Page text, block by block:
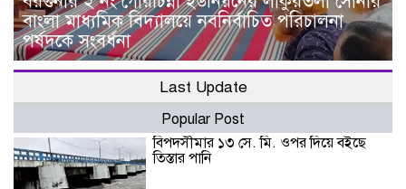
বাংলা মাধ্যমিক বিদ্যালয়ে নবনির্বাচিত পরিচালনা
পর্ষদকে সংবর্ধনা
Last Update
Popular Post
বিপদসীমার ১৩ সে. মি. ওপর দিয়ে বইছে
তিস্তার পানি